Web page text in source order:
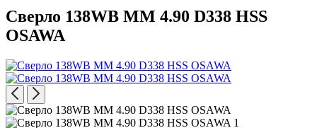
Сверло 138WB MM 4.90 D338 HSS
OSAWA